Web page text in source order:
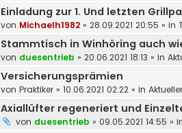
Einladung zur 1. Und letzten
von Michaelh1982 » 28.09.2021 20:55 » in
Stammtisch in Winhöring auch
von duesentrieb » 20.06.2021 18:13 » in
Versicherungsprämien
von Praktiker » 10.06.2021 02:22 » in
Axiallüfter regeneriert und
von duesentrieb » 09.05.2021 14:55 »